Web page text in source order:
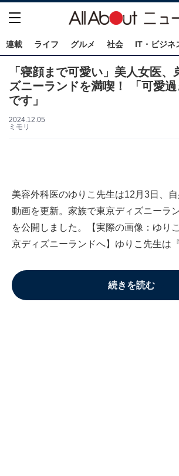
連載 ライフ グルメ 社会 IT・ビジネ
「寝顔まで可愛い」美人女医、
ズニーランドを満喫！ 「可愛
です」
2024.12.05
ミモリ
美容外科医のゆりこ先生は12月3日、
動画を更新。家族で東京ディズニーラ
を公開しました。【実際の画像：ゆり
京ディズニーランドへ】ゆりこ先生は
続きを読む